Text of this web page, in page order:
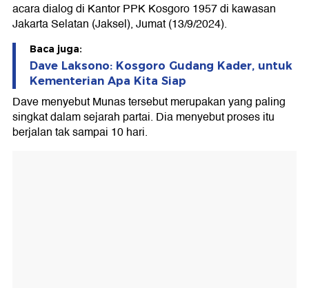
acara dialog di Kantor PPK Kosgoro 1957 di kawasan
Jakarta Selatan (Jaksel), Jumat (13/9/2024).
Baca juga:
Dave Laksono: Kosgoro Gudang Kader, untuk
Kementerian Apa Kita Siap
Dave menyebut Munas tersebut merupakan yang paling
singkat dalam sejarah partai. Dia menyebut proses itu
berjalan tak sampai 10 hari.